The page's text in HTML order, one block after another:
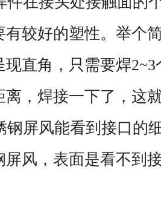
有较好的塑性。举个
现直角，只需要焊
离，焊接一下了，这
屏风能看到接口的
屏风，表面是看不到